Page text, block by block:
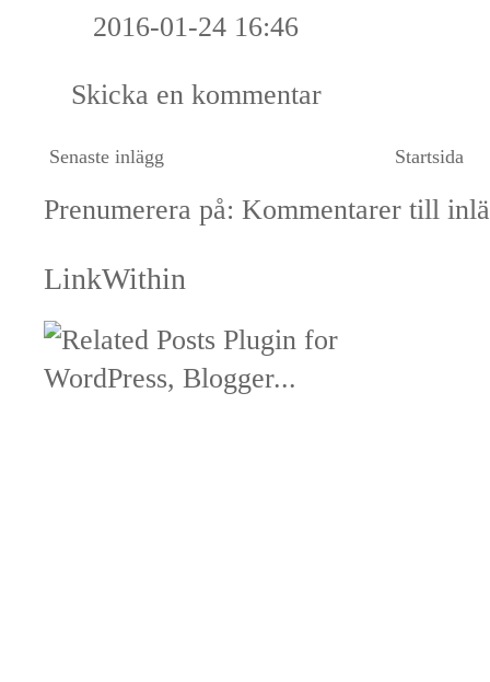
2016-01-24 16:46
Skicka en kommentar
Senaste inlägg Startsida
Prenumerera på: Kommentarer till
LinkWithin